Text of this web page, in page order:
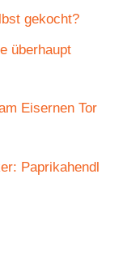
gekocht?
überhaupt
Eisernen Tor
Paprikahendl